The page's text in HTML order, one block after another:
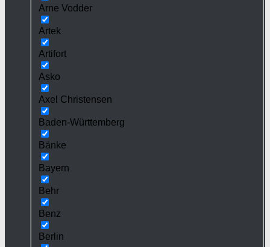
Arne Vodder
Artek
Artifort
Asko
Axel Christensen
Baden-Württemberg
Bänke
Bayern
Behr
Benz
Berlin